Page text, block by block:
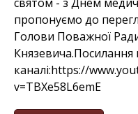
пропонуємо до
Голови Поважної
каналі:https://
v=TBXe58L6emE